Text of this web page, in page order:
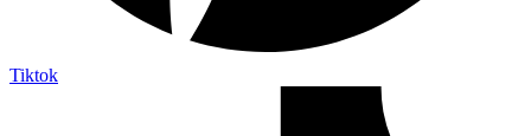
Tiktok